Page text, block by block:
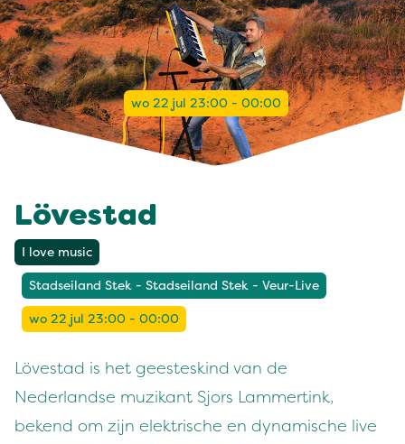
wo 22 jul 23:00 - 00:00
Lövestad
I love music
Stadseiland Stek - Stadseiland Stek - Veur-Live
wo 22 jul 23:00 - 00:00
Lövestad is het geesteskind van de
Nederlandse muzikant Sjors Lammertink,
bekend om zijn elektrische en dynamische live